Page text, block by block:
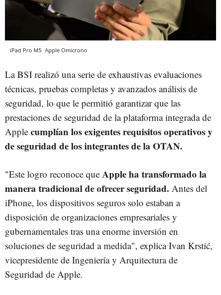
iPad Pro M5 Apple Omicrono
La BSI realizó una serie de exhaustivas evaluaciones
técnicas, pruebas completas y avanzados análisis de
seguridad, lo que le permitió garantizar que las
prestaciones de seguridad de la plataforma integrada de
Apple cumplían los exigentes requisitos operativos y
de seguridad de los integrantes de la OTAN.
"Este logro reconoce que Apple ha transformado la
manera tradicional de ofrecer seguridad. Antes del
iPhone, los dispositivos seguros solo estaban a
disposición de organizaciones empresariales y
gubernamentales tras una enorme inversión en
soluciones de seguridad a medida", explica Ivan Krstić,
vicepresidente de Ingeniería y Arquitectura de
Seguridad de Apple.